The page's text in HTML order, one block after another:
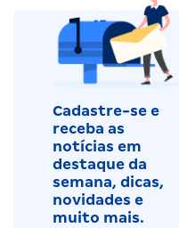
Cadastre-se e
receba as
notícias em
destaque da
semana, dicas,
novidades e
muito mais.